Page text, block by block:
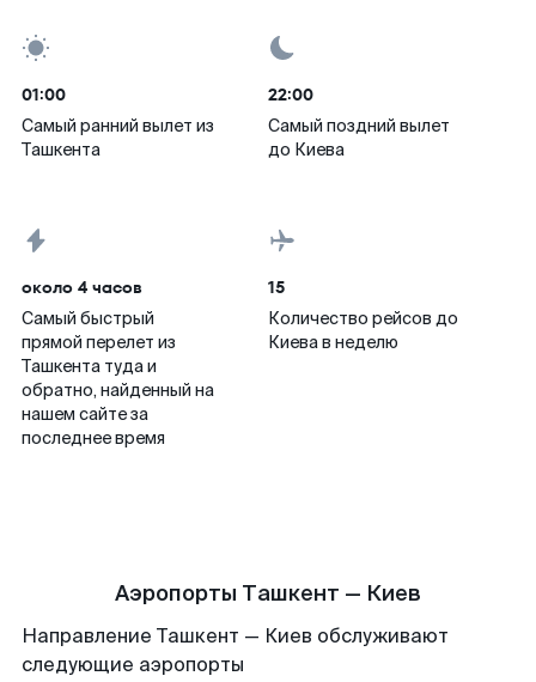
01:00
Самый ранний вылет из
Ташкента
22:00
Самый поздний вылет
до Киева
около 4 часов
Самый быстрый
прямой перелет из
Ташкента туда и
обратно, найденный на
нашем сайте за
последнее время
15
Количество рейсов до
Киева в неделю
Аэропорты Ташкент — Киев
Направление Ташкент — Киев обслуживают
следующие аэропорты